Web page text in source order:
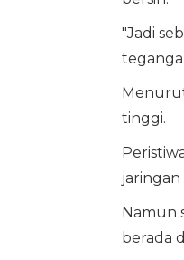
"Jadi
tinggi.
jaringan
Namun
berada